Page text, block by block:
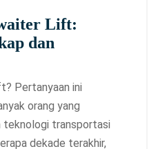
Lift:
dan
Pertanyaan ini
orang yang
teknologi transportasi
dekade terakhir,